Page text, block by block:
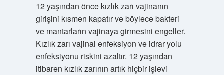
12 yaşından önce kızlık zarı vajinanın
girişini kısmen kapatır ve böylece bakteri
ve mantarların vajinaya girmesini engeller.
Kızlık zarı vajinal enfeksiyon ve idrar yolu
enfeksiyonu riskini azaltır. 12 yaşından
itibaren kızlık zarının artık hiçbir işlevi